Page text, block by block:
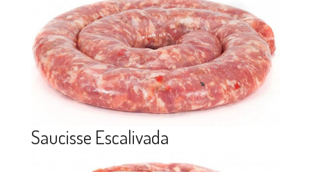
Saucisse Escalivada